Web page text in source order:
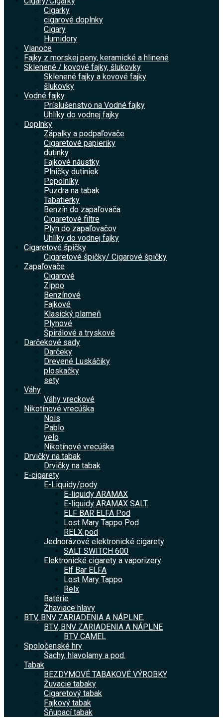
Cigarky
cigarové doplnky
Cigary
Humidory
Vianoce
Fajky z morskej peny, keramické a hlinené
Sklenené / kovové fajky, šlukovky
Sklenené fajky a kovové fajky
šlukovky
Vodné fajky
Príslušenstvo na Vodné fajky
Uhlíky do vodnej fajky
Doplnky
Zápalky a podpaľovače
Cigaretové papieriky
dutinky
Fajkové náustky
Plničky dutiniek
Popolníky
Puzdra na tabak
Tabatierky
Benzín do zapaľovača
Cigaretové filtre
Plyn do zapaľovačov
Uhlíky do vodnej fajky
Cigaretové špičky
Cigaretové špičky/ Cigarové špičky
Zapaľovače
Cigarové
Zippo
Benzínové
Fajkové
Klasický plameň
Plynové
Špirálové a tryskové
Darčekové sady
Darčeky
Drevené Luskáčiky
ploskačky
sety
Váhy
Váhy vreckové
Nikotínové vrecúška
Nois
Pablo
velo
Nikotínové vrecúška
Drvičky na tabak
Drvičky na tabak
E-cigarety
E-Liquidy/pody
E-liquidy ARAMAX
E-liquidy ARAMAX SALT
ELF BAR ELFA Pod
Lost Mary Tappo Pod
RELX pod
Jednorázové elektronické cigarety
SALT SWITCH 600
Elektronické cigarety a vaporizery
Elf Bar ELFA
Lost Mary Tappo
Relx
Batérie
Žhaviace hlavy
BTV, BNV ZARIADENIA A NÁPLNE.
BTV, BNV ZARIADENIA A NÁPLNE
BTV CAMEL
Spoločenské hry
Šachy, hlavolamy a pod.
Tabak
BEZDYMOVÉ TABAKOVÉ VÝROBKY
Žuvacie tabaky
Cigaretový tabak
Fajkový tabak
Šňupací tabak